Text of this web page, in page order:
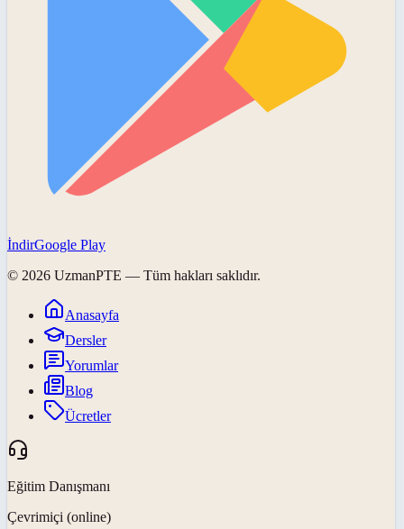
İndirGoogle Play
© 2026 UzmanPTE — Tüm hakları saklıdır.
Anasayfa
Dersler
Yorumlar
Blog
Ücretler
Eğitim Danışmanı
Çevrimiçi (online)